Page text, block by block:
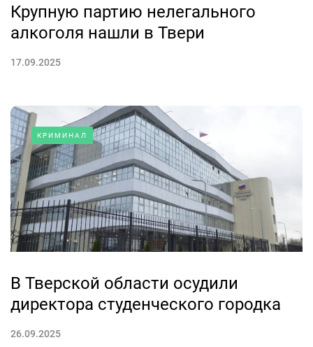
Крупную партию нелегального
алкоголя нашли в Твери
17.09.2025
КРИМИНАЛ
В Тверской области осудили
директора студенческого городка
26.09.2025